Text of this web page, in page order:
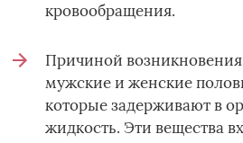
кровообращения.
Причиной возникновения
мужские и женские
которые задерживают в
жидкость. Эти вещества